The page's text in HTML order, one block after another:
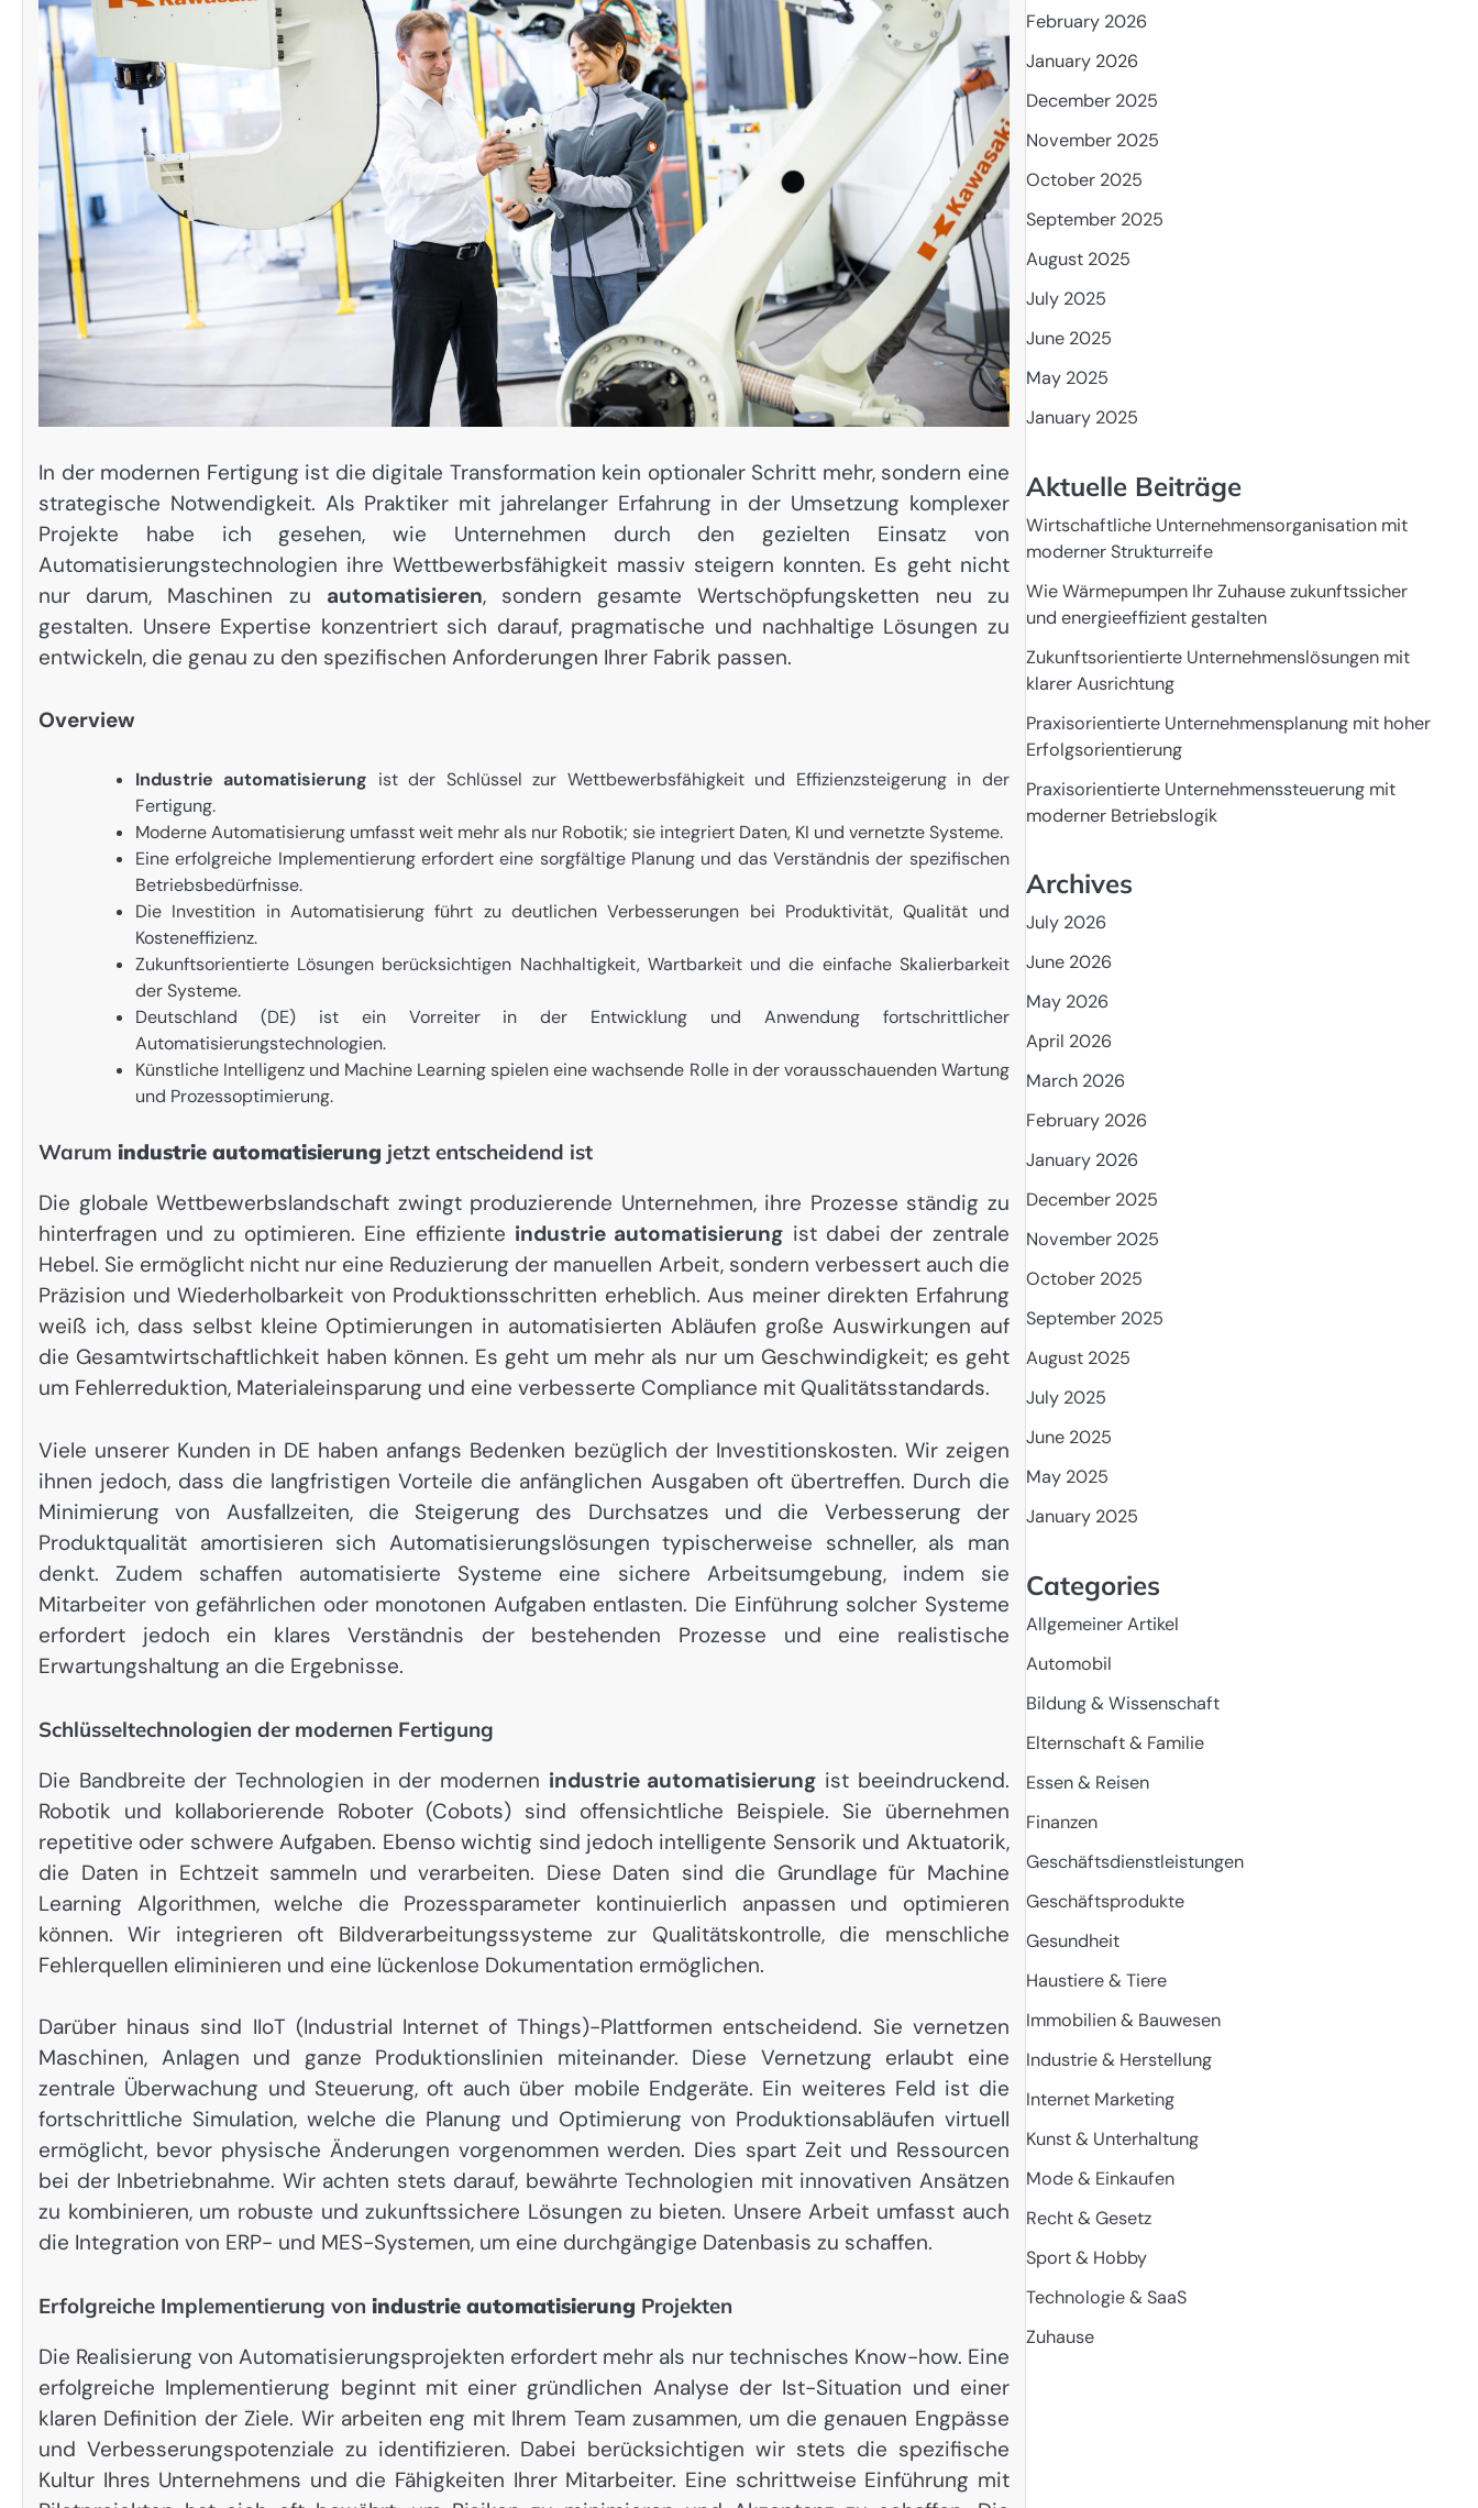
In der modernen Fertigung ist die digitale Transformation kein optionaler Schritt mehr, sondern eine
strategische Notwendigkeit. Als Praktiker mit jahrelanger Erfahrung in der Umsetzung komplexer
Projekte habe ich gesehen, wie Unternehmen durch den gezielten Einsatz von
Automatisierungstechnologien ihre Wettbewerbsfähigkeit massiv steigern konnten. Es geht nicht
nur darum, Maschinen zu automatisieren, sondern gesamte Wertschöpfungsketten neu zu
gestalten. Unsere Expertise konzentriert sich darauf, pragmatische und nachhaltige Lösungen zu
entwickeln, die genau zu den spezifischen Anforderungen Ihrer Fabrik passen.
Overview
Industrie automatisierung ist der Schlüssel zur Wettbewerbsfähigkeit und Effizienzsteigerung in der
Fertigung.
Moderne Automatisierung umfasst weit mehr als nur Robotik; sie integriert Daten, KI und vernetzte Systeme.
Eine erfolgreiche Implementierung erfordert eine sorgfältige Planung und das Verständnis der spezifischen
Betriebsbedürfnisse.
Die Investition in Automatisierung führt zu deutlichen Verbesserungen bei Produktivität, Qualität und
Kosteneffizienz.
Zukunftsorientierte Lösungen berücksichtigen Nachhaltigkeit, Wartbarkeit und die einfache Skalierbarkeit
der Systeme.
Deutschland (DE) ist ein Vorreiter in der Entwicklung und Anwendung fortschrittlicher
Automatisierungstechnologien.
Künstliche Intelligenz und Machine Learning spielen eine wachsende Rolle in der vorausschauenden Wartung
und Prozessoptimierung.
Warum industrie automatisierung jetzt entscheidend ist
Die globale Wettbewerbslandschaft zwingt produzierende Unternehmen, ihre Prozesse ständig zu
hinterfragen und zu optimieren. Eine effiziente industrie automatisierung ist dabei der zentrale
Hebel. Sie ermöglicht nicht nur eine Reduzierung der manuellen Arbeit, sondern verbessert auch die
Präzision und Wiederholbarkeit von Produktionsschritten erheblich. Aus meiner direkten Erfahrung
weiß ich, dass selbst kleine Optimierungen in automatisierten Abläufen große Auswirkungen auf
die Gesamtwirtschaftlichkeit haben können. Es geht um mehr als nur um Geschwindigkeit; es geht
um Fehlerreduktion, Materialeinsparung und eine verbesserte Compliance mit Qualitätsstandards.
Viele unserer Kunden in DE haben anfangs Bedenken bezüglich der Investitionskosten. Wir zeigen
ihnen jedoch, dass die langfristigen Vorteile die anfänglichen Ausgaben oft übertreffen. Durch die
Minimierung von Ausfallzeiten, die Steigerung des Durchsatzes und die Verbesserung der
Produktqualität amortisieren sich Automatisierungslösungen typischerweise schneller, als man
denkt. Zudem schaffen automatisierte Systeme eine sichere Arbeitsumgebung, indem sie
Mitarbeiter von gefährlichen oder monotonen Aufgaben entlasten. Die Einführung solcher Systeme
erfordert jedoch ein klares Verständnis der bestehenden Prozesse und eine realistische
Erwartungshaltung an die Ergebnisse.
Schlüsseltechnologien der modernen Fertigung
Die Bandbreite der Technologien in der modernen industrie automatisierung ist beeindruckend.
Robotik und kollaborierende Roboter (Cobots) sind offensichtliche Beispiele. Sie übernehmen
repetitive oder schwere Aufgaben. Ebenso wichtig sind jedoch intelligente Sensorik und Aktuatorik,
die Daten in Echtzeit sammeln und verarbeiten. Diese Daten sind die Grundlage für Machine
Learning Algorithmen, welche die Prozessparameter kontinuierlich anpassen und optimieren
können. Wir integrieren oft Bildverarbeitungssysteme zur Qualitätskontrolle, die menschliche
Fehlerquellen eliminieren und eine lückenlose Dokumentation ermöglichen.
Darüber hinaus sind IIoT (Industrial Internet of Things)-Plattformen entscheidend. Sie vernetzen
Maschinen, Anlagen und ganze Produktionslinien miteinander. Diese Vernetzung erlaubt eine
zentrale Überwachung und Steuerung, oft auch über mobile Endgeräte. Ein weiteres Feld ist die
fortschrittliche Simulation, welche die Planung und Optimierung von Produktionsabläufen virtuell
ermöglicht, bevor physische Änderungen vorgenommen werden. Dies spart Zeit und Ressourcen
bei der Inbetriebnahme. Wir achten stets darauf, bewährte Technologien mit innovativen Ansätzen
zu kombinieren, um robuste und zukunftssichere Lösungen zu bieten. Unsere Arbeit umfasst auch
die Integration von ERP- und MES-Systemen, um eine durchgängige Datenbasis zu schaffen.
Erfolgreiche Implementierung von industrie automatisierung Projekten
Die Realisierung von Automatisierungsprojekten erfordert mehr als nur technisches Know-how. Eine
erfolgreiche Implementierung beginnt mit einer gründlichen Analyse der Ist-Situation und einer
klaren Definition der Ziele. Wir arbeiten eng mit Ihrem Team zusammen, um die genauen Engpässe
und Verbesserungspotenziale zu identifizieren. Dabei berücksichtigen wir stets die spezifische
Kultur Ihres Unternehmens und die Fähigkeiten Ihrer Mitarbeiter. Eine schrittweise Einführung mit
February 2026
January 2026
December 2025
November 2025
October 2025
September 2025
August 2025
July 2025
June 2025
May 2025
January 2025
Aktuelle Beiträge
Wirtschaftliche Unternehmensorganisation mit
moderner Strukturreife
Wie Wärmepumpen Ihr Zuhause zukunftssicher
und energieeffizient gestalten
Zukunftsorientierte Unternehmenslösungen mit
klarer Ausrichtung
Praxisorientierte Unternehmensplanung mit hoher
Erfolgsorientierung
Praxisorientierte Unternehmenssteuerung mit
moderner Betriebslogik
Archives
July 2026
June 2026
May 2026
April 2026
March 2026
February 2026
January 2026
December 2025
November 2025
October 2025
September 2025
August 2025
July 2025
June 2025
May 2025
January 2025
Categories
Allgemeiner Artikel
Automobil
Bildung & Wissenschaft
Elternschaft & Familie
Essen & Reisen
Finanzen
Geschäftsdienstleistungen
Geschäftsprodukte
Gesundheit
Haustiere & Tiere
Immobilien & Bauwesen
Industrie & Herstellung
Internet Marketing
Kunst & Unterhaltung
Mode & Einkaufen
Recht & Gesetz
Sport & Hobby
Technologie & SaaS
Zuhause